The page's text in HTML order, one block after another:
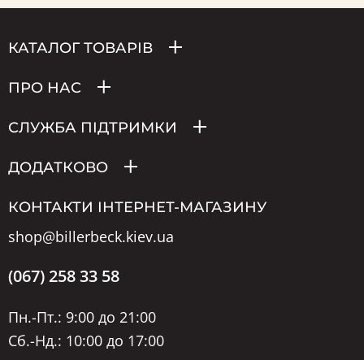
КАТАЛОГ ТОВАРІВ
ПРО НАС
СЛУЖБА ПІДТРИМКИ
ДОДАТКОВО
КОНТАКТИ ІНТЕРНЕТ-МАГАЗИНУ
shop@billerbeck.kiev.ua
(067) 258 33 58
Пн.-Пт.: 9:00 до 21:00
Сб.-Нд.: 10:00 до 17:00